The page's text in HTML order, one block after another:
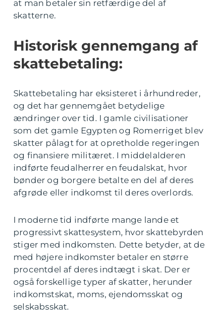
at man betaler sin retfærdige del af
skatterne.
Historisk gennemgang af
skattebetaling:
Skattebetaling har eksisteret i århundreder,
og det har gennemgået betydelige
ændringer over tid. I gamle civilisationer
som det gamle Egypten og Romerriget blev
skatter pålagt for at opretholde regeringen
og finansiere militæret. I middelalderen
indførte feudalherrer en feudalskat, hvor
bønder og borgere betalte en del af deres
afgrøde eller indkomst til deres overlords.
I moderne tid indførte mange lande et
progressivt skattesystem, hvor skattebyrden
stiger med indkomsten. Dette betyder, at de
med højere indkomster betaler en større
procentdel af deres indtægt i skat. Der er
også forskellige typer af skatter, herunder
indkomstskat, moms, ejendomsskat og
selskabsskat.